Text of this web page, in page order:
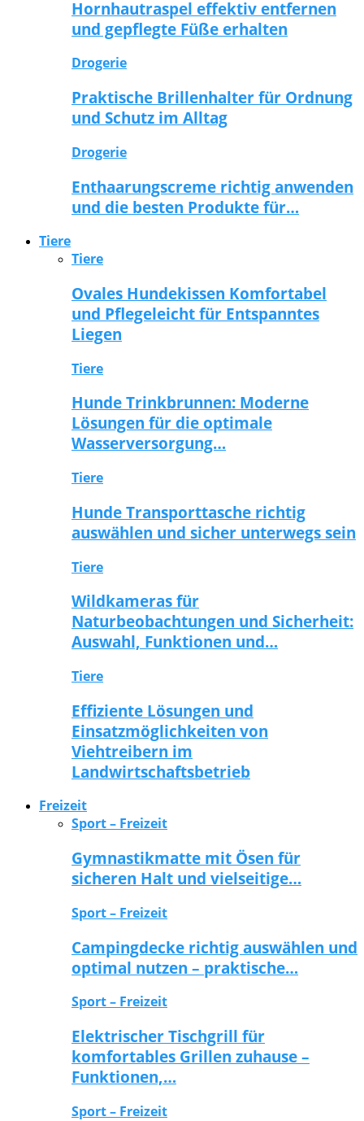
Hornhautraspel effektiv entfernen
und gepflegte Füße erhalten
Drogerie
Praktische Brillenhalter für Ordnung
und Schutz im Alltag
Drogerie
Enthaarungscreme richtig anwenden
und die besten Produkte für…
Tiere
Tiere
Ovales Hundekissen Komfortabel
und Pflegeleicht für Entspanntes
Liegen
Tiere
Hunde Trinkbrunnen: Moderne
Lösungen für die optimale
Wasserversorgung…
Tiere
Hunde Transporttasche richtig
auswählen und sicher unterwegs sein
Tiere
Wildkameras für
Naturbeobachtungen und Sicherheit:
Auswahl, Funktionen und…
Tiere
Effiziente Lösungen und
Einsatzmöglichkeiten von
Viehtreibern im
Landwirtschaftsbetrieb
Freizeit
Sport – Freizeit
Gymnastikmatte mit Ösen für
sicheren Halt und vielseitige…
Sport – Freizeit
Campingdecke richtig auswählen und
optimal nutzen – praktische…
Sport – Freizeit
Elektrischer Tischgrill für
komfortables Grillen zuhause –
Funktionen,…
Sport – Freizeit